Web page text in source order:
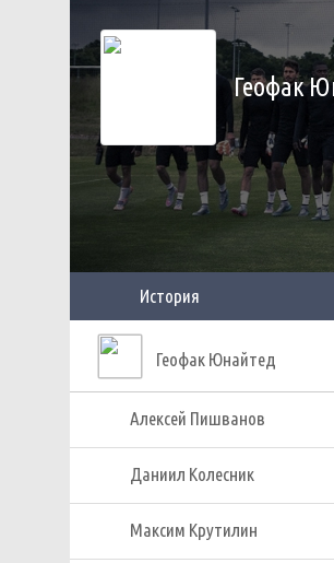
Геофак
История
Геофак Юнайтед
Алексей Пишванов
Даниил Колесник
Максим Крутилин